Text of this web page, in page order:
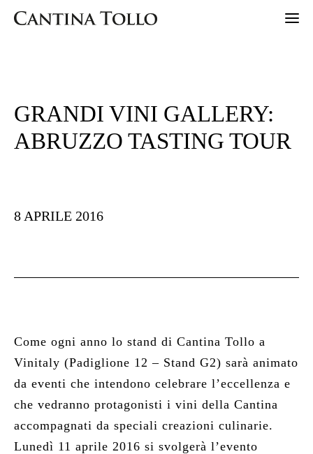
LANDS
PIONEERS
ANTHOLOGY
CONTATTI
RICERCA
GRANDI VINI GALLERY:
ABRUZZO TASTING TOUR
8 APRILE 2016
Come ogni anno lo stand di Cantina Tollo a
Vinitaly (Padiglione 12 – Stand G2) sarà animato
da eventi che intendono celebrare l’eccellenza e
che vedranno protagonisti i vini della Cantina
accompagnati da speciali creazioni culinarie.
Lunedì 11 aprile 2016 si svolgerà l’evento